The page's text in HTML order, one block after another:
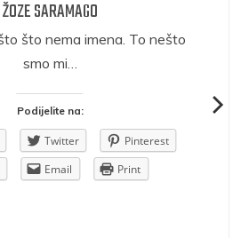
ŽOZE SARAMAGO
što nema imena. To nešto
smo mi…
Podijelite na:
Twitter
Pinterest
Email Print